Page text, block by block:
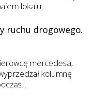
lokalu...
ruchu drogowego.
mercedesa,
kolumnę